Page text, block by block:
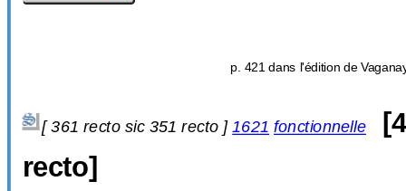
p. 421 dans l'édition de
[361 recto sic351 recto ]1621 fonctionnelle [
recto]